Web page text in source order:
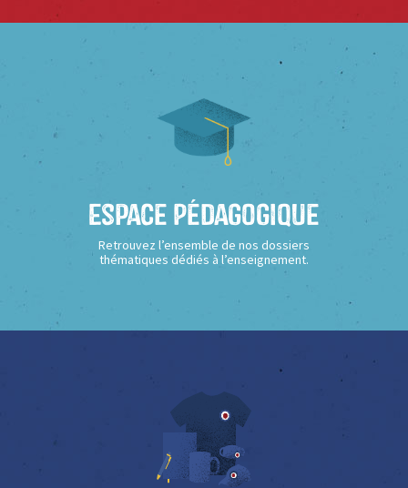
Espace Pédagogique
Retrouvez l’ensemble de nos dossiers
thématiques dédiés à l’enseignement.